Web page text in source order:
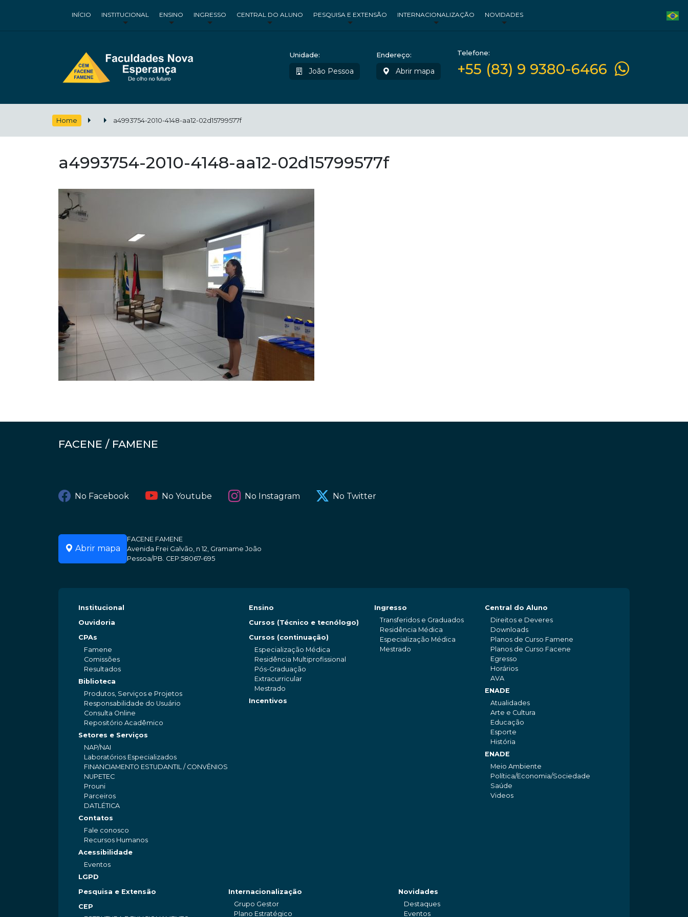
INÍCIO INSTITUCIONAL ENSINO INGRESSO CENTRAL DO ALUNO PESQUISA E EXTENSÃO INTERNACIONALIZAÇÃO NOVIDADES
Unidade:
João Pessoa
Endereço:
Abrir mapa
Telefone:
+55 (83) 9 9380-6466
Home a4993754-2010-4148-aa12-02d15799577f
a4993754-2010-4148-aa12-02d15799577f
FACENE / FAMENE
No Facebook No Youtube No Instagram No Twitter
Abrir mapa
FACENE FAMENE
Avenida Frei Galvão, n 12, Gramame João
Pessoa/PB. CEP:58067-695
Institucional
Ouvidoria
CPAs
Famene
Comissões
Resultados
Biblioteca
Produtos, Serviços e Projetos
Responsabilidade do Usuário
Consulta Online
Repositório Acadêmico
Setores e Serviços
NAP/NAI
Laboratórios Especializados
FINANCIAMENTO ESTUDANTIL / CONVÊNIOS
NUPETEC
Prouni
Parceiros
DATLÉTICA
Contatos
Fale conosco
Recursos Humanos
Acessibilidade
Eventos
LGPD
Ensino
Cursos (Técnico e tecnólogo)
Cursos (continuação)
Especialização Médica
Residência Multiprofissional
Pós-Graduação
Extracurricular
Mestrado
Incentivos
Ingresso
Transferidos e Graduados
Residência Médica
Especialização Médica
Mestrado
Central do Aluno
Direitos e Deveres
Downloads
Planos de Curso Famene
Planos de Curso Facene
Egresso
Horários
AVA
ENADE
Atualidades
Arte e Cultura
Educação
Esporte
História
ENADE
Meio Ambiente
Política/Economia/Sociedade
Saúde
Videos
Pesquisa e Extensão
CEP
Internacionalização
Grupo Gestor
Plano Estratégico
Novidades
Destaques
Eventos